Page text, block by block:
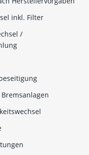
inkl. Filter
/